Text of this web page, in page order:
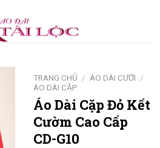
TRANG CHỦ / ÁO DÀI CƯỚI /
ÁO DÀI CẶP
Áo Dài Cặp Đỏ Kết
Cườm Cao Cấp
CD-G10